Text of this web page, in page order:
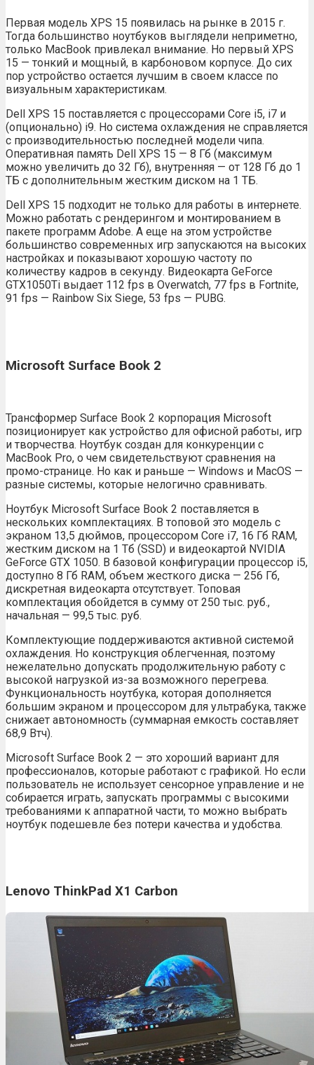
Первая модель XPS 15 появилась на рынке в 2015 г.
Тогда большинство ноутбуков выглядели неприметно,
только MacBook привлекал внимание. Но первый XPS
15 — тонкий и мощный, в карбоновом корпусе. До сих
пор устройство остается лучшим в своем классе по
визуальным характеристикам.
Dell XPS 15 поставляется с процессорами Core i5, i7 и
(опционально) i9. Но система охлаждения не справляется
с производительностью последней модели чипа.
Оперативная память Dell XPS 15 — 8 Гб (максимум
можно увеличить до 32 Гб), внутренняя — от 128 Гб до 1
ТБ с дополнительным жестким диском на 1 ТБ.
Dell XPS 15 подходит не только для работы в интернете.
Можно работать с рендерингом и монтированием в
пакете программ Adobe. А еще на этом устройстве
большинство современных игр запускаются на высоких
настройках и показывают хорошую частоту по
количеству кадров в секунду. Видеокарта GeForce
GTX1050Ti выдает 112 fps в Overwatch, 77 fps в Fortnite,
91 fps — Rainbow Six Siege, 53 fps — PUBG.
Microsoft Surface Book 2
Трансформер Surface Book 2 корпорация Microsoft
позиционирует как устройство для офисной работы, игр
и творчества. Ноутбук создан для конкуренции с
MacBook Pro, о чем свидетельствуют сравнения на
промо-странице. Но как и раньше — Windows и MacOS —
разные системы, которые нелогично сравнивать.
Ноутбук Microsoft Surface Book 2 поставляется в
нескольких комплектациях. В топовой это модель с
экраном 13,5 дюймов, процессором Core i7, 16 Гб RAM,
жестким диском на 1 Тб (SSD) и видеокартой NVIDIA
GeForce GTX 1050. В базовой конфигурации процессор i5,
доступно 8 Гб RAM, объем жесткого диска — 256 Гб,
дискретная видеокарта отсутствует. Топовая
комплектация обойдется в сумму от 250 тыс. руб.,
начальная — 99,5 тыс. руб.
Комплектующие поддерживаются активной системой
охлаждения. Но конструкция облегченная, поэтому
нежелательно допускать продолжительную работу с
высокой нагрузкой из-за возможного перегрева.
Функциональность ноутбука, которая дополняется
большим экраном и процессором для ультрабука, также
снижает автономность (суммарная емкость составляет
68,9 Втч).
Microsoft Surface Book 2 — это хороший вариант для
профессионалов, которые работают с графикой. Но если
пользователь не использует сенсорное управление и не
собирается играть, запускать программы с высокими
требованиями к аппаратной части, то можно выбрать
ноутбук подешевле без потери качества и удобства.
Lenovo ThinkPad X1 Carbon